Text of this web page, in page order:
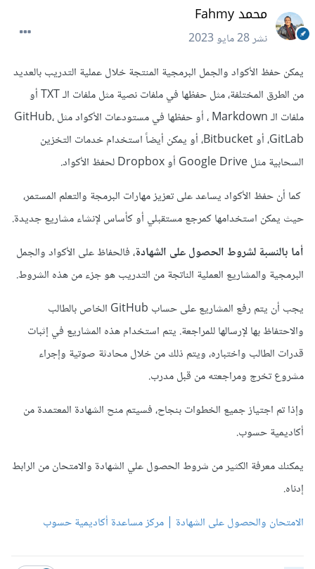
محمد Fahmy
نشر28 مايو 2023
يمكن حفظ الأكواد والجمل البرمجية المنتجة خلال عملية التدريب بالعديد
من الطرق المختلفة، مثل حفظها في ملفات نصية مثل ملفات الـ TXT أو
ملفات الـ Markdown ، أو حفظها في مستودعات الأكواد مثل GitHub،
GitLab، أو Bitbucket، أو يمكن أيضاً استخدام خدمات التخزين
السحابية مثل Google Drive أو Dropbox لحفظ الأكواد.
كما أن حفظ الأكواد يساعد على تعزيز مهارات البرمجة والتعلم المستمر،
حيث يمكن استخدامها كمرجع مستقبلي أو كأساس لإنشاء مشاريع جديدة.
أما بالنسبة لشروط الحصول على الشهادة، فالحفاظ على الأكواد والجمل
البرمجية والمشاريع العملية الناتجة من التدريب هو جزء من هذه الشروط.
يجب أن يتم رفع المشاريع على حساب GitHub الخاص بالطالب
والاحتفاظ بها لإرسالها للمراجعة. يتم استخدام هذه المشاريع في إثبات
قدرات الطالب واختباره، ويتم ذلك من خلال محادثة صوتية وإجراء
مشروع تخرج ومراجعته من قبل مدرب.
وإذا تم اجتياز جميع الخطوات بنجاح، فسيتم منح الشهادة المعتمدة من
أكاديمية حسوب.
يمكنك معرفة الكثير من شروط الحصول علي الشهادة والامتحان من الرابط
إدناه.
الامتحان والحصول على الشهادة | مركز مساعدة أكاديمية حسوب